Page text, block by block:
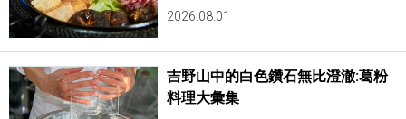
2026.08.01
吉野山中的白色鑽石無比澄澈:葛粉
料理大彙集